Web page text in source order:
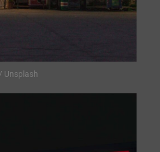
Unsplash